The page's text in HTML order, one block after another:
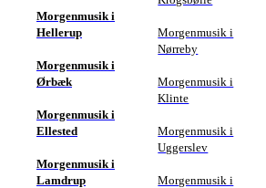
Morgenmusik i
Hellerup
Morgenmusik i
Ørbæk
Morgenmusik i
Ellested
Morgenmusik i
Lamdrup
Morgenmusik i
Nørreby
Morgenmusik i
Klinte
Morgenmusik i
Uggerslev
Morgenmusik i